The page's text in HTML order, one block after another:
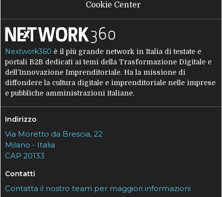
Cookie Center
Nextwork360 è il più grande network in Italia di testate e
portali B2B dedicati ai temi della Trasformazione Digitale e
dell’Innovazione Imprenditoriale. Ha la missione di
diffondere la cultura digitale e imprenditoriale nelle imprese
e pubbliche amministrazioni italiane.
Indirizzo
Via Moretto da Brescia, 22
Milano - Italia
CAP 20133
Contatti
Contatta il nostro team per maggiori informazioni